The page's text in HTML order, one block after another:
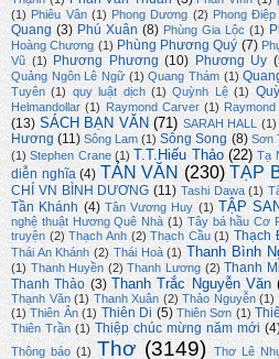
(1) Phiêu Vân (1) Phong Dương (2) Phong Điệp
Quang (3) Phú Xuân (8) Phùng Gia Lộc (1)
Hoàng Chương (1) Phùng Phương Quý (7)
Vũ (1) Phương Phương (10) Phương Uy
Quảng Ngôn Lê Ngữ (1) Quang Thám (1)
Tuyên (1) quy luật dịch (1) Quỳnh Lệ (1)
Helmandollar (1) Raymond Carver (1)
(13) SÁCH BẠN VĂN (71) SARAH HALL (1)
Hương (11) Sông Lam (1) Sông Song (8) Sơn
(1) Stephen Crane (1) T.T.Hiếu Thảo (22) Tạ
diễn nghĩa (4) TẢN VĂN (230) TẠP
CHÍ VN BÌNH DƯƠNG (11) Tashi Dawa (1)
Tần Khánh (4) Tân Vương Huy (1) TẬP
nghệ thuật Hương Quê Nhà (1) Tây bá hầu Cơ
truyện (2) Thạch Anh (2) Thạch Cầu (1) Thạch
Thái An Khánh (2) Thái Hoà (1) Thanh Bình
(1) Thanh Huyền (2) Thanh Lương (2) Thanh
Thanh Thảo (3) Thanh Trắc Nguyễn Văn
Thạnh Văn (1) Thanh Xuân (2) Thảo Nguyễn (1)
(1) Thiên Ân (1) Thiên Di (5) Thiên Sơn (1)
Thiên Trần (1) Thiệp chúc mừng năm mới
Thông báo (1) Thơ (3149) Thơ Lê